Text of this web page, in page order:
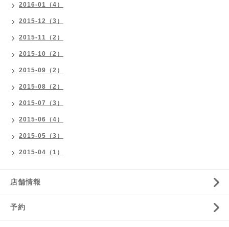
2016-01（4）
2015-12（3）
2015-11（2）
2015-10（2）
2015-09（2）
2015-08（2）
2015-07（3）
2015-06（4）
2015-05（3）
2015-04（1）
店舗情報
予約